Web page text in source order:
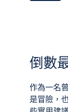
倒數
作為一名
是冒險，